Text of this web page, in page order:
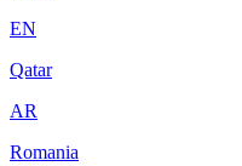
EN
Qatar
AR
Romania